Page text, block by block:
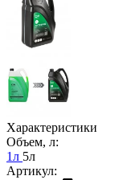
Характеристики
Объем, л:
1л 5л
Артикул: